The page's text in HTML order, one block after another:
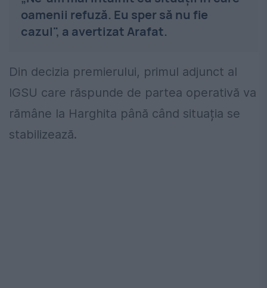
oamenii refuză. Eu sper să nu fie
cazul", a avertizat Arafat.
Din decizia premierului, primul adjunct al
IGSU care răspunde de partea operativă va
rămâne la Harghita până când situația se
stabilizează.